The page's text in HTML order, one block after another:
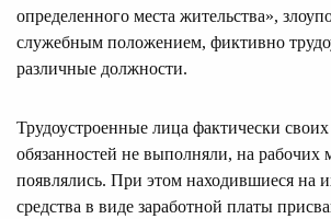
определенного места жительства»,
служебным положением, фиктивно
различные должности.
Трудоустроенные лица фактически
обязанностей не выполняли, на рабочих
появлялись. При этом находившиеся на
средства в виде заработной платы